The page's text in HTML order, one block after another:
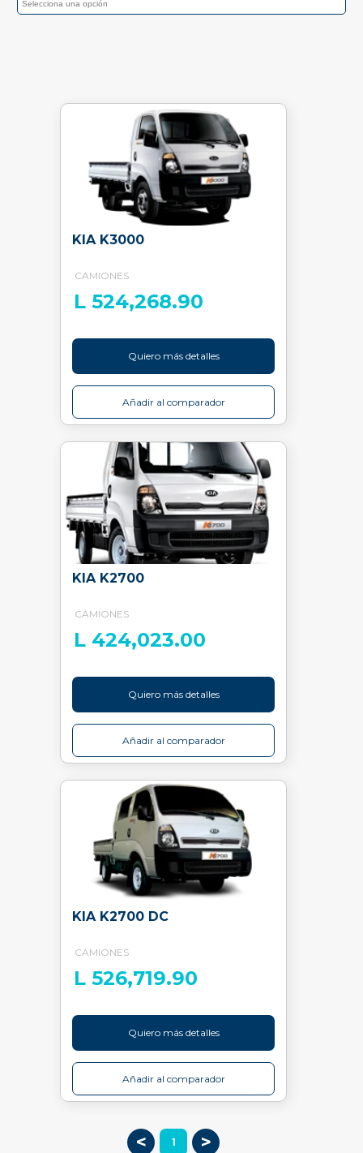
KIA K3000
CAMIONES
L 524,268.90
Quiero más detalles
Añadir al comparador
KIA K2700
CAMIONES
L 424,023.00
Quiero más detalles
Añadir al comparador
KIA K2700 DC
CAMIONES
L 526,719.90
Quiero más detalles
Añadir al comparador
< 1 >